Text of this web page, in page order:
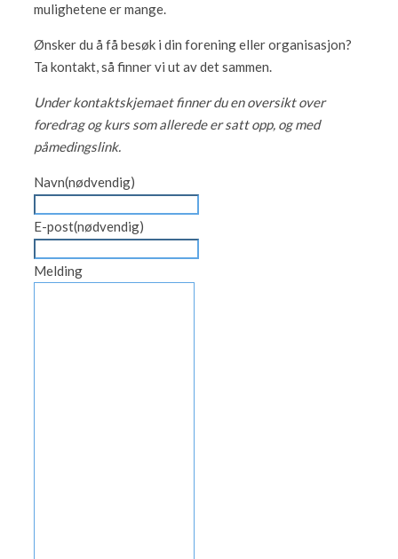
mulighetene er mange.
Ønsker du å få besøk i din forening eller organisasjon?
Ta kontakt, så finner vi ut av det sammen.
Under kontaktskjemaet finner du en oversikt over
foredrag og kurs som allerede er satt opp, og med
påmedingslink.
Navn(nødvendig)
E-post(nødvendig)
Melding